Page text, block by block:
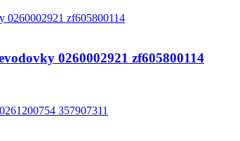
0260002921 zf605800114